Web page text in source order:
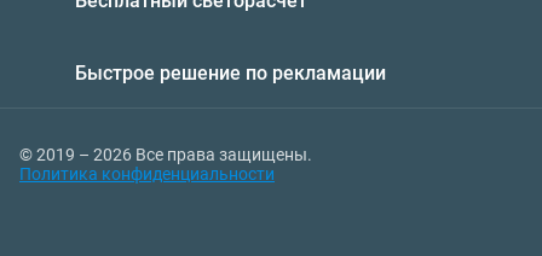
Быстрое решение по рекламации
© 2019 – 2026 Все права защищены.
Политика конфиденциальности